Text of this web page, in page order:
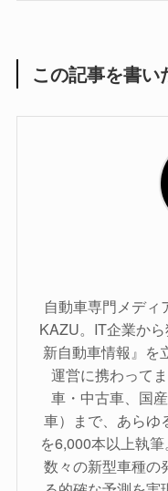
この記事を書い
自動車専門メデ
KAZU。IT企業か
新自動車情報』を
運営に携わって
車・中古車、国
車）まで、あらゆ
を6,000本以上執筆
数々の新型車種の